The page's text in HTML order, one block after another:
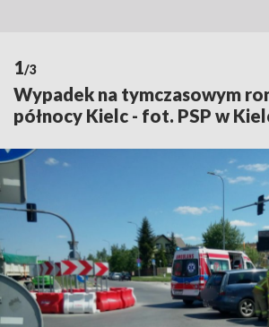
1/3
Wypadek na tymczasowym
północy Kielc - fot. PSP w